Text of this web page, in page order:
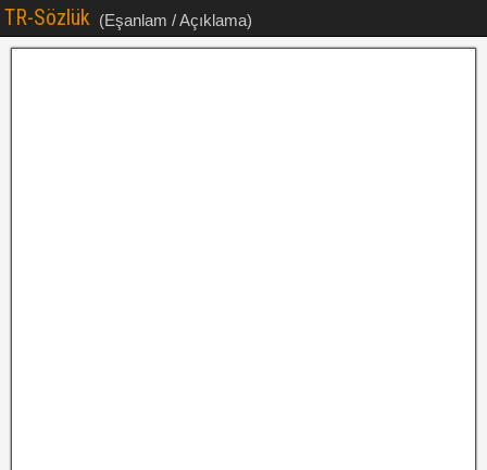
TR-Sözlük (Eşanlam / Açıklama)